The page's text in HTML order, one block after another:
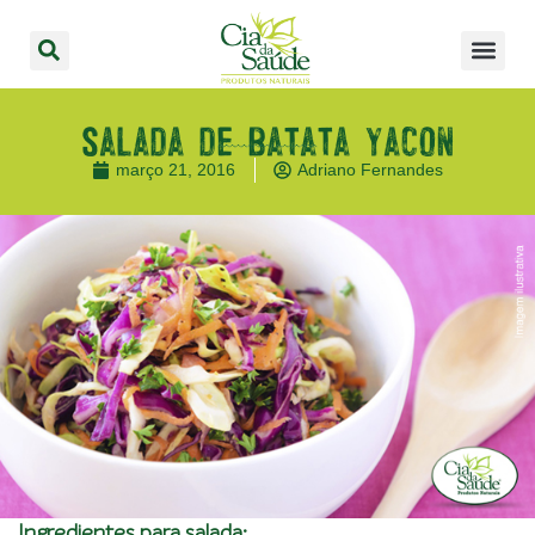
Salada de batata yacon
março 21, 2016 Adriano Fernandes